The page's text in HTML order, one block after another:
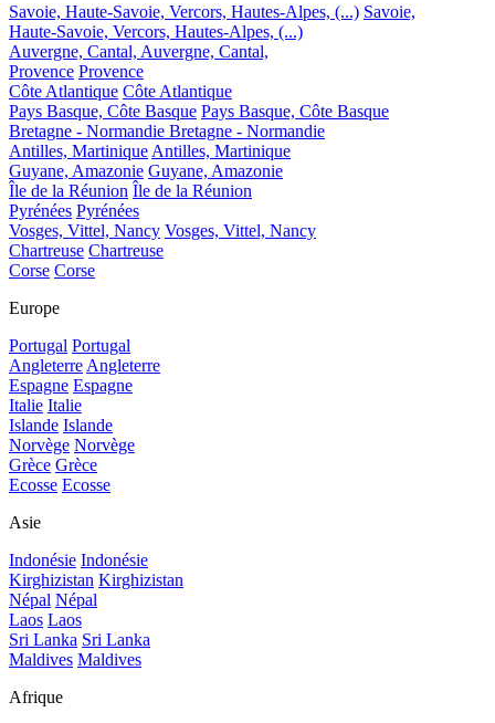
Savoie, Haute-Savoie, Vercors, Hautes-Alpes, (...) Savoie,
Haute-Savoie, Vercors, Hautes-Alpes, (...)
Auvergne, Cantal, Auvergne, Cantal,
Provence Provence
Côte Atlantique Côte Atlantique
Pays Basque, Côte Basque Pays Basque, Côte Basque
Bretagne - Normandie Bretagne - Normandie
Antilles, Martinique Antilles, Martinique
Guyane, Amazonie Guyane, Amazonie
Île de la Réunion Île de la Réunion
Pyrénées Pyrénées
Vosges, Vittel, Nancy Vosges, Vittel, Nancy
Chartreuse Chartreuse
Corse Corse
Europe
Portugal Portugal
Angleterre Angleterre
Espagne Espagne
Italie Italie
Islande Islande
Norvège Norvège
Grèce Grèce
Ecosse Ecosse
Asie
Indonésie Indonésie
Kirghizistan Kirghizistan
Népal Népal
Laos Laos
Sri Lanka Sri Lanka
Maldives Maldives
Afrique